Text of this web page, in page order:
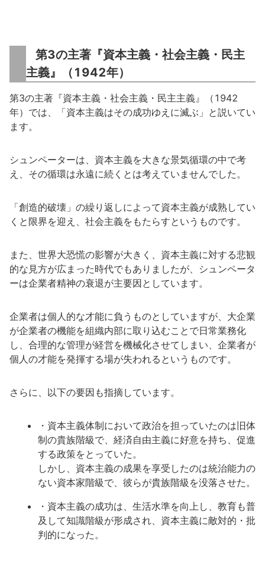
第3の主著『資本主義・社会主義・民主
主義』（1942年）
第3の主著『資本主義・社会主義・民主主義』（1942
年）では、「資本主義はその成功ゆえに滅ぶ」と説いてい
ます。
シュンペーターは、資本主義を大きな景気循環の中で考
え、その循環は永遠に続くとは考えていませんでした。
「創造的破壊」の繰り返しによって資本主義が成熟してい
くと限界を迎え、社会主義をもたらすというものです。
また、世界大恐慌の影響が大きく、資本主義に対する悲観
的な見方が広まった時代でもありましたが、シュンペータ
ーは企業者精神の衰退が主要因としています。
企業者は個人的な才能に負うものとしていますが、大企業
が企業者の機能を組織内部に取り込むことで日常業務化
し、合理的な管理が経営を機械化させてしまい、企業者が
個人の才能を発揮する場が失われるというものです。
さらに、以下の要因も指摘しています。
・資本主義体制において政治を担っていたのは旧体
制の貴族階級で、経済自由主義に好意を持ち、促進
する政策をとっていた。
しかし、資本主義の成果を享受したのは統治能力の
ない資本家階級で、彼らが貴族階級を没落させた。
・資本主義の成功は、生活水準を向上し、教育も普
及して知識階級が形成され、資本主義に敵対的・批
判的になった。